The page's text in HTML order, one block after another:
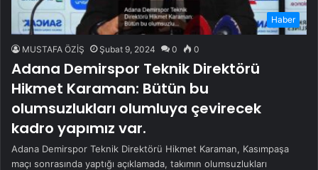
Haber
MUSTAFA ÖZİŞ Şubat 9, 2024 0 0
Adana Demirspor Teknik Direktörü
Hikmet Karaman: Bütün bu
olumsuzlukları olumluya çevirecek
kadro yapımız var.
Adana Demirspor Teknik Direktörü Hikmet Karaman, Kasımpaşa
maçı sonrasında yaptığı açıklamada, takımın olumsuzlukları